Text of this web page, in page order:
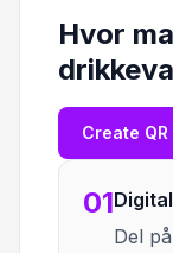
Hvor
Create QR
01
Del